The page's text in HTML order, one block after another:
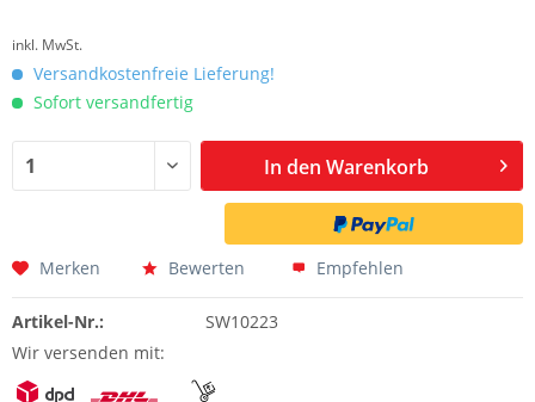
inkl. MwSt.
Versandkostenfreie Lieferung!
Sofort versandfertig
In den Warenkorb
Merken Bewerten Empfehlen
Artikel-Nr.:
SW10223
Wir versenden mit: